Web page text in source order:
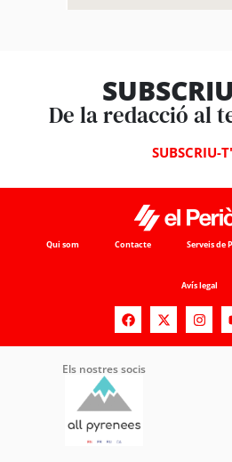
De la redacció al
SUBSCRIU-
Qui som Contacte Serveis de
Avís legal
Els nostres socis